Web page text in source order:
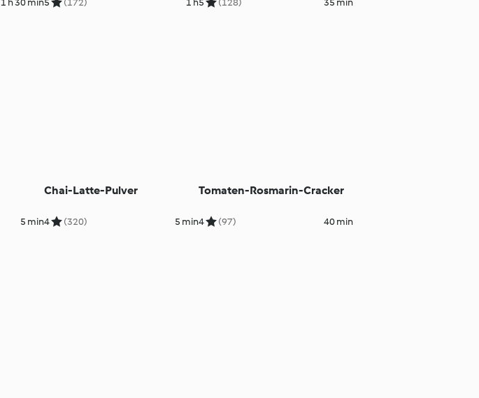
5 min
Chai-Latte-Pulver
4 (320) 5 min
Tomaten-Rosmarin-Cracker
4 (97) 40 min